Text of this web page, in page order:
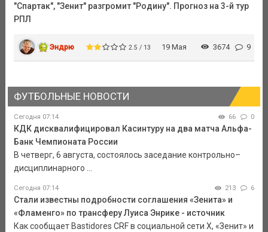
"Спартак", "Зенит" разгромит "Родину". Прогноз на 3-й тур
РПЛ
Эндрю 2.5 / 13 19 Мая 3674 9
ФУТБОЛЬНЫЕ НОВОСТИ
Сегодня 07:14 66 0
КДК дисквалифицировал Касинтуру на два матча Альфа-
Банк Чемпионата России
В четверг, 6 августа, состоялось заседание контрольно–
дисциплинарного ...
Сегодня 07:14 213 6
Стали известны подробности соглашения «Зенита» и
«Фламенго» по трансферу Луиса Энрике - источник
Как сообщает Bastidores CRF в социальной сети Х, «Зенит» и